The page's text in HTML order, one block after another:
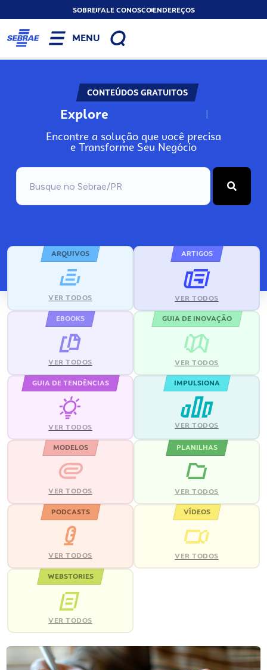
SOBREFALE CONOSCOENDEREÇOS
MENU
CONTEÚDOS GRATUITOS
Explore N
Encontre a solução que você precisa
e Transforme Seu Negócio
ARQUIVOS
VER TODOS
ARTIGOS
VER TODOS
EBOOKS
VER TODOS
GUIA DE INOVAÇÃO
VER TODOS
GUIA DE TENDÊNCIAS
VER TODOS
IMPULSIONA
VER TODOS
MODELOS
VER TODOS
PLANILHAS
VER TODOS
PODCASTS
VER TODOS
VÍDEOS
VER TODOS
WEBSTORIES
VER TODOS